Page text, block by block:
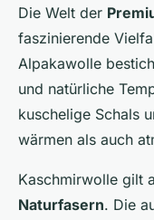
Die Welt der
faszinierende
Alpakawolle
und natürliche
kuschelige Schals
wärmen als auch
Kaschmirwolle gilt
Naturfasern. Die